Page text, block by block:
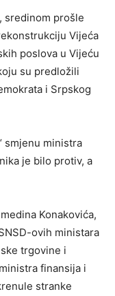
sredinom prošle
Vijeća
poslova u Vijeću
su predložili
i Srpskog
smjenu ministra
je bilo protiv, a
Konakovića,
ovih ministara
trgovine i
finansija i
stranke